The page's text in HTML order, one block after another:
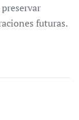
futuras.